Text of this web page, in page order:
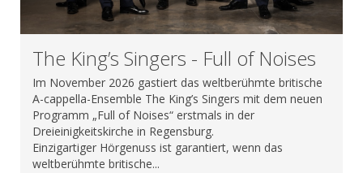
The King’s Singers - Full of Noises
Im November 2026 gastiert das weltberühmte britische
A-cappella-Ensemble The King’s Singers mit dem neuen
Programm „Full of Noises“ erstmals in der
Dreieinigkeitskirche in Regensburg.
Einzigartiger Hörgenuss ist garantiert, wenn das
weltberühmte britische...